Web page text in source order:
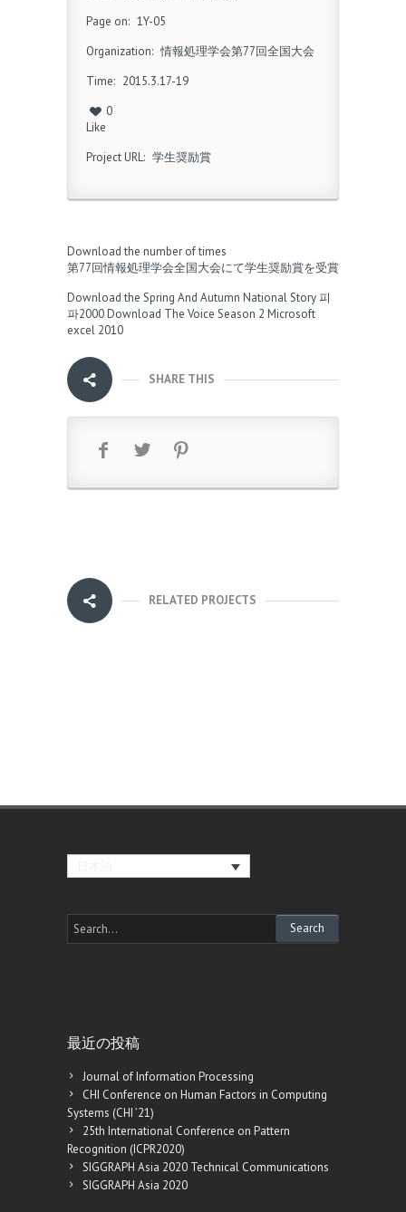
Page on: 1Y-05
Organization: 情報処理学会第77回全国大会
Time: 2015.3.17-19
0
Like
Project URL: 学生奨励賞
Download the number of times
第77回情報処理学会全国大会にて学生奨励賞を受賞
Download the Spring And Autumn National Story피
파2000Download The Voice Season 2 Microsoft
excel 2010
SHARE THIS
RELATED PROJECTS
最近の投稿
Journal of Information Processing
CHI Conference on Human Factors in Computing
Systems (CHI ’21)
25th International Conference on Pattern
Recognition (ICPR2020)
SIGGRAPH Asia 2020 Technical Communications
SIGGRAPH Asia 2020